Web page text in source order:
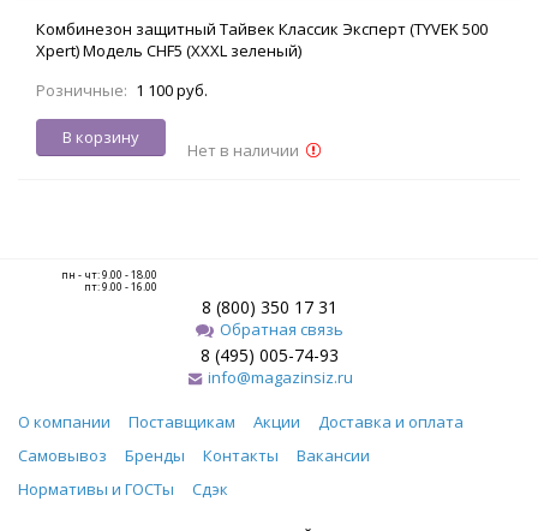
Комбинезон защитный Тайвек Классик Эксперт (TYVEK 500
Xpert) Модель CHF5 (XXXL зеленый)
Розничные: 1 100 руб.
В корзину
Нет в наличии
пн - чт: 9.00 - 18.00
пт: 9.00 - 16.00
8 (800) 350 17 31
Обратная связь
8 (495) 005-74-93
info@magazinsiz.ru
О компании Поставщикам Акции
Доставка и оплата
Самовывоз
Бренды Контакты
Вакансии
Нормативы и ГОСТы
Сдэк